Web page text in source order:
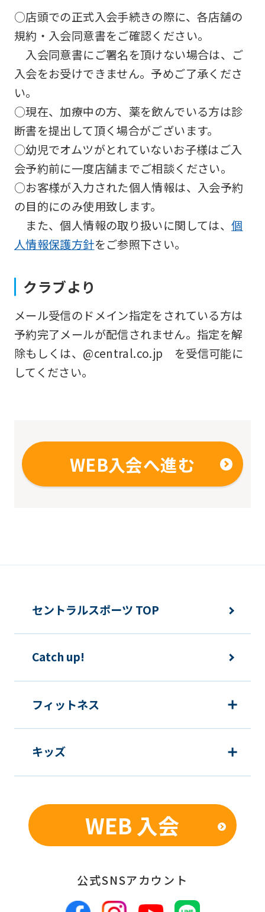
○店頭での正式入会手続きの際に、各店舗の
規約・入会同意書をご確認ください。
入会同意書にご署名を頂けない場合は、ご
入会をお受けできません。予めご了承くださ
い。
○現在、加療中の方、薬を飲んでいる方は診
断書を提出して頂く場合がございます。
○幼児でオムツがとれていないお子様はご入
会予約前に一度店舗までご相談ください。
○お客様が入力された個人情報は、入会予約
の目的にのみ使用致します。
また、個人情報の取り扱いに関しては、個
人情報保護方針をご参照下さい。
クラブより
メール受信のドメイン指定をされている方は
予約完了メールが配信されません。指定を解
除もしくは、@central.co.jp を受信可能に
してください。
WEB入会へ進む
you
use
an
automatic
service,
the
Japanese
version
of
this
website
will
so
it
may
The
translation
the
We
ask
you
this
using
service.
Automatic
セントラルスポーツ TOP
Catch up!
フィットネス
キッズ
WEB 入会
公式SNSアカウント